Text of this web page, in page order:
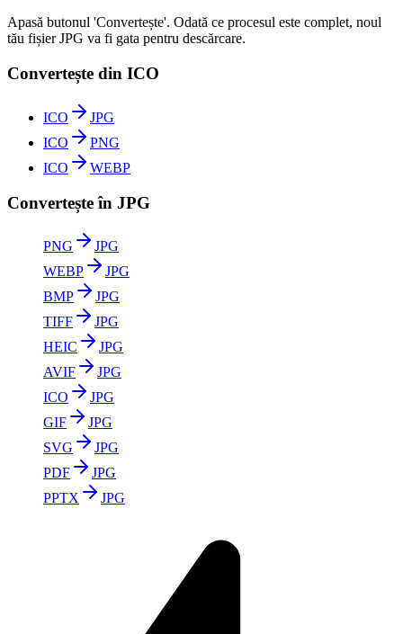
Apasă butonul 'Convertește'. Odată ce procesul este complet, noul
tău fișier JPG va fi gata pentru descărcare.
Convertește din ICO
ICO
JPG
ICO
PNG
ICO
WEBP
Convertește în JPG
PNG
JPG
WEBP
JPG
BMP
JPG
TIFF
JPG
HEIC
JPG
AVIF
JPG
ICO
JPG
GIF
JPG
SVG
JPG
PDF
JPG
PPTX
JPG